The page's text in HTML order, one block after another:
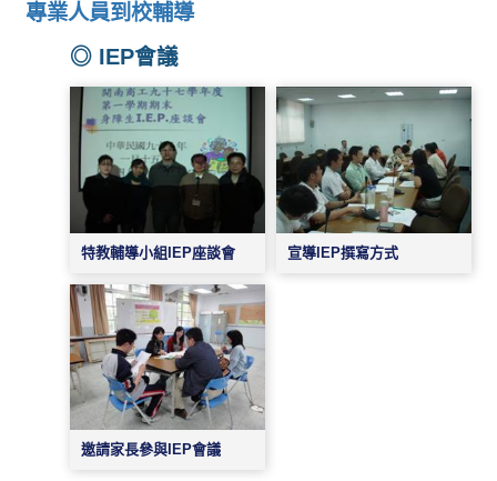
專業人員到校輔導
◎ IEP會議
特教輔導小組IEP座談會 宣導IEP撰寫方式
邀請家長參與IEP會議